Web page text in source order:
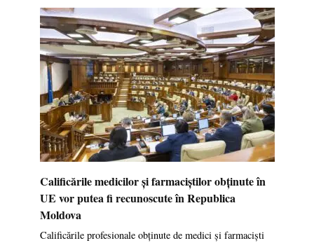
Calificările medicilor și farmaciștilor obținute în
UE vor putea fi recunoscute în Republica
Moldova
Calificările profesionale obținute de medici și farmaciști